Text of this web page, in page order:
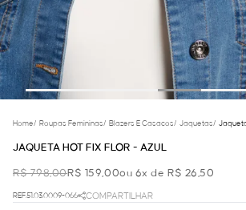
Home/ Roupas Femininas/ Blazers E Casacos/ Jaquetas/
JAQUETA HOT FIX FLOR - AZUL
R$ 798,00R$ 159,00ou 6x de R$ 26,50
REF.51.03.0009-066
COMPARTILHAR